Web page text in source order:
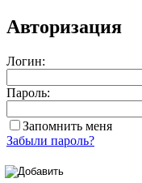
Авторизация
Логин:
Пароль:
Запомнить меня
Забыли пароль?